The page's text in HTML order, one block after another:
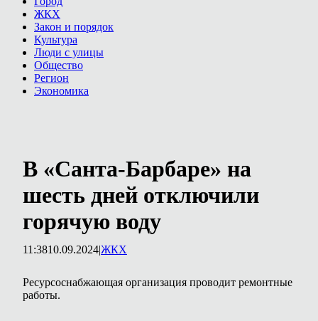
ЖКХ
Закон и порядок
Культура
Люди с улицы
Общество
Регион
Экономика
В «Санта-Барбаре» на
шесть дней отключили
горячую воду
11:3810.09.2024|ЖКХ
Ресурсоснабжающая организация проводит ремонтные
работы.